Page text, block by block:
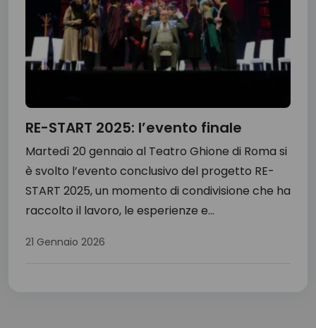
RE-START 2025: l’evento finale
Martedì 20 gennaio al Teatro Ghione di Roma si
è svolto l’evento conclusivo del progetto RE-
START 2025, un momento di condivisione che ha
raccolto il lavoro, le esperienze e...
21 Gennaio 2026